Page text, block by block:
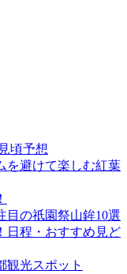
頃予想
を避けて楽しむ紅葉
目の祇園祭山鉾10選
日程・おすすめ見ど
観光スポット